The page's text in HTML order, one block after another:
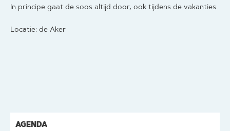
In principe gaat de soos altijd door, ook tijdens de vakanties.
Locatie: de Aker
AGENDA